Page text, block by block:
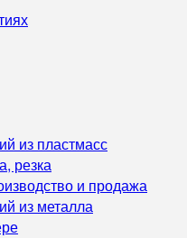
из пластмасс
резка
и продажа
из металла